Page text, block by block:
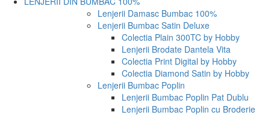
Lenjerii Damasc Bumbac 100%
Lenjerii Bumbac Satin Deluxe
Colectia Plain 300TC by Hobby
Lenjerii Brodate Dantela Vita
Colectia Print Digital by Hobby
Colectia Diamond Satin by Hobby
Lenjerii Bumbac Poplin
Lenjerii Bumbac Poplin Pat Dublu
Lenjerii Bumbac Poplin cu Broderie